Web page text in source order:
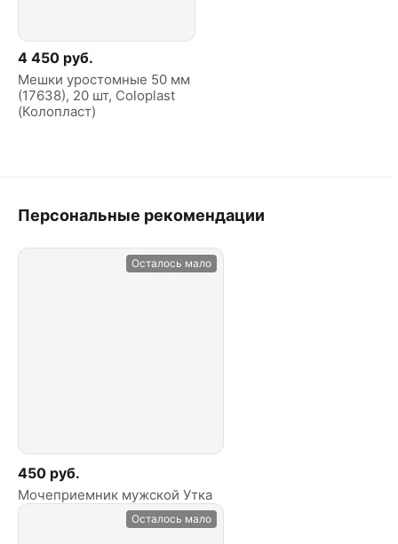
4 450 руб.
Мешки уростомные 50 мм
(17638), 20 шт, Coloplast
(Колопласт)
Персональные рекомендации
Осталось мало
450 руб.
Мочеприемник мужской Утка
Осталось мало